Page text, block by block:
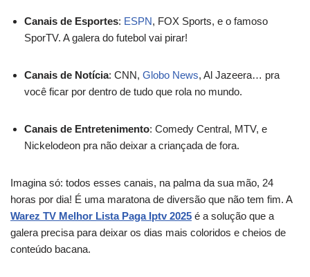
Canais de Esportes: ESPN, FOX Sports, e o famoso
SporTV. A galera do futebol vai pirar!
Canais de Notícia: CNN, Globo News, Al Jazeera… pra
você ficar por dentro de tudo que rola no mundo.
Canais de Entretenimento: Comedy Central, MTV, e
Nickelodeon pra não deixar a criançada de fora.
Imagina só: todos esses canais, na palma da sua mão, 24
horas por dia! É uma maratona de diversão que não tem fim. A
Warez TV Melhor Lista Paga Iptv 2025 é a solução que a
galera precisa para deixar os dias mais coloridos e cheios de
conteúdo bacana.